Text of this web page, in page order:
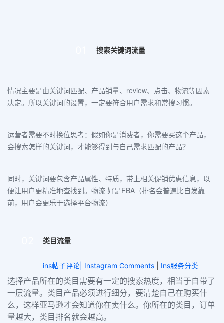
搜索关键词流量
情况主要是由关键词匹配、产品销量、review、点击、物流等因素
决定。所以关键词的设置， 一定要符合用户需求和常搜习惯。
运营者需要不时换位思考：假如你是消费者， 你需要买这个产品，
会搜索怎样的关键词，才能够得到与自己需求匹配的产品？
同时，关键词要包含产品属性、特质， 带上相关促销优惠信息，以
便让用户更精准地查找到。 物流 好是FBA（排名会普遍比自发靠
前，用户会更乐于选择平台物流）
类目流量
ins帖子评论| Instagram Comments Ins服务分类
选择产品所在的类目需要有一定的搜索热度，相当于自带了
一层流量。类目产品必须进行细分，要清楚自己在购买什
么，这样亚马逊才会知道你在卖什么。你所在的类目，订单
量越大，类目排名就会越高。